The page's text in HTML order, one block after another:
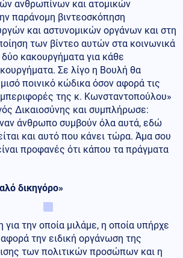
ανθρωπίνων και ατομικών
παράνομη βιντεοσκόπηση
και αστυνομικών οργάνων και στη
των βίντεο αυτών στα κοινωνικά
δύο κακουργήματα για κάθε
Σε λίγο η Βουλή θα
ποινικό κώδικα όσον αφορά τις
της κ. Κωνσταντοπούλου»
Δικαιοσύνης και συμπλήρωσε:
άνθρωπο συμβούν όλα αυτά, εδώ
και αυτό που κάνει τώρα. Άμα σου
προφανές ότι κάπου τα πράγματα
δικηγόρο»
για την οποία μιλάμε, η οποία υπήρχε
την ειδική οργάνωση της
των πολιτικών προσώπων και η